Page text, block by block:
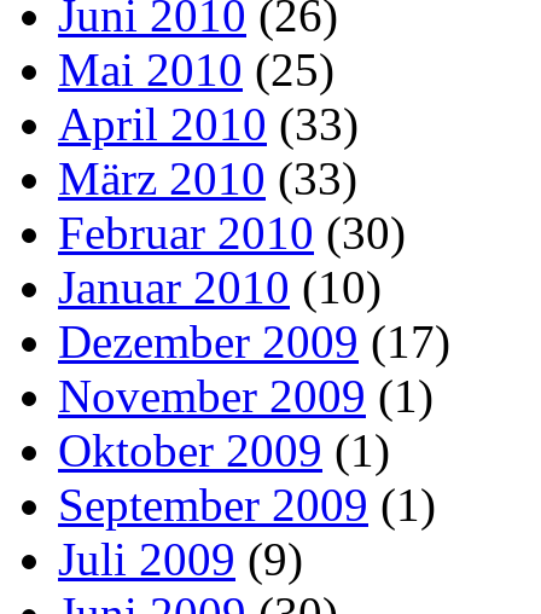
Juni 2010 (26)
Mai 2010 (25)
April 2010 (33)
März 2010 (33)
Februar 2010 (30)
Januar 2010 (10)
Dezember 2009 (17)
November 2009 (1)
Oktober 2009 (1)
September 2009 (1)
Juli 2009 (9)